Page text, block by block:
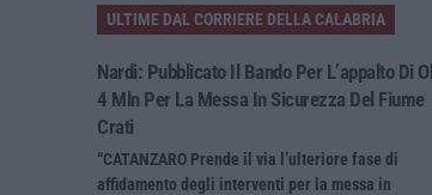
ULTIME DAL CORRIERE DELLA CALABRIA
Nardi: Pubblicato Il Bando Per L’appalto Di
4 Mln Per La Messa In Sicurezza Del Fiume
Crati
“CATANZARO Prende il via l’ulteriore fase di
affidamento degli interventi per la messa in